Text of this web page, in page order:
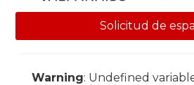
Solicitud de
Warning: Undefined